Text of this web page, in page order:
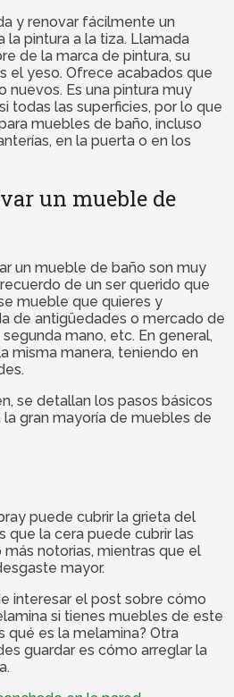
y renovar fácilmente un
la pintura a la tiza. Llamada
de la marca de pintura, su
el yeso. Ofrece acabados que
Es una pintura muy
todas las superficies, por lo que
muebles de baño, incluso
en la puerta o en los
un mueble de
un mueble de baño son muy
de un ser querido que
mueble que quieres y
de antigüedades o mercado de
mano, etc. En general,
misma manera, teniendo en
se detallan los pasos básicos
gran mayoría de muebles de
puede cubrir la grieta del
que la cera puede cubrir las
notorias, mientras que el
mayor.
interesar el post sobre cómo
si tienes muebles de este
qué es la melamina? Otra
guardar es cómo arreglar la